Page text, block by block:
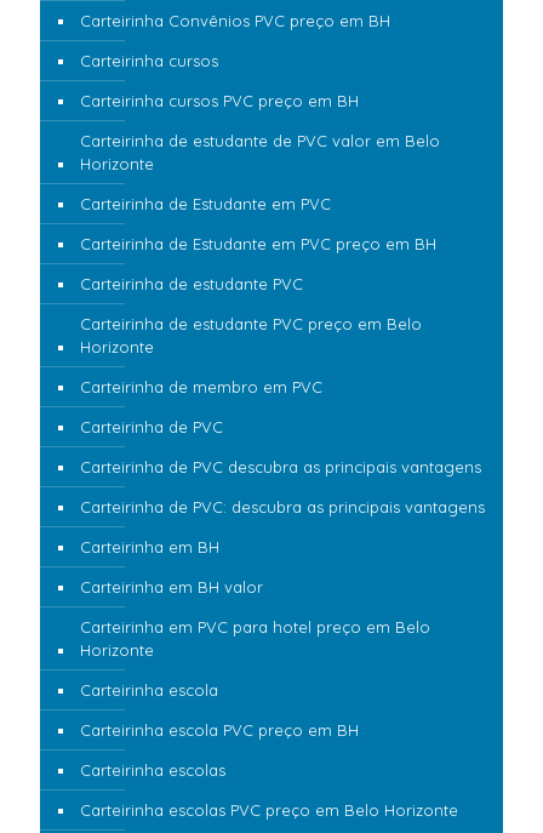
Carteirinha Convênios PVC preço em BH
Carteirinha cursos
Carteirinha cursos PVC preço em BH
Carteirinha de estudante de PVC valor em Belo
Horizonte
Carteirinha de Estudante em PVC
Carteirinha de Estudante em PVC preço em BH
Carteirinha de estudante PVC
Carteirinha de estudante PVC preço em Belo
Horizonte
Carteirinha de membro em PVC
Carteirinha de PVC
Carteirinha de PVC descubra as principais vantagens
Carteirinha de PVC: descubra as principais vantagens
Carteirinha em BH
Carteirinha em BH valor
Carteirinha em PVC para hotel preço em Belo
Horizonte
Carteirinha escola
Carteirinha escola PVC preço em BH
Carteirinha escolas
Carteirinha escolas PVC preço em Belo Horizonte